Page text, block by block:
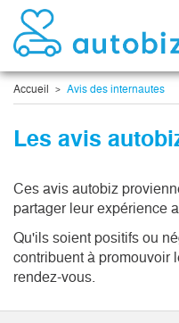
Accueil Avis des internautes
Les avis
Ces avis autobiz
partager leur expérience
Qu'ils soient positifs ou
contribuent à promouvoir
rendez-vous.